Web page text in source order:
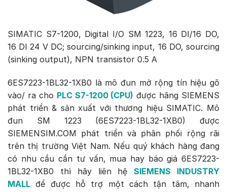
SIMATIC S7-1200, Digital I/O SM 1223, 16 DI/16 DO,
16 DI 24 V DC; sourcing/sinking input, 16 DO, sourcing
(sinking output), NPN transistor 0.5 A
6ES7223-1BL32-1XB0 là mô đun mở rộng tín hiệu gõ
vào/ ra cho PLC S7-1200 (CPU) được hãng SIEMENS
phát triển & sản xuất với thương hiệu SIMATIC. Mô
đun SM 1223 (6ES7223-1BL32-1XB0) được
SIEMENSIM.COM phát triển và phân phối rộng rãi
trên thị trường Việt Nam. Nếu quý khách hàng đang
có nhu cầu cần tư vấn, mua hay báo giá 6ES7223-
1BL32-1XB0 thì hãy liên hệSIEMENS INDUSTRY
MALL để được hỗ trợ một cách tận tâm, nhanh